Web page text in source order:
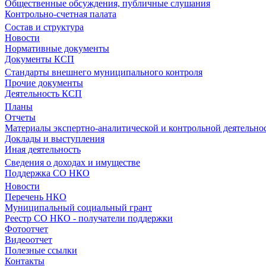
Общественные обсуждения, публичные слушания
Контрольно-счетная палата
Состав и структура
Новости
Нормативные документы
Документы КСП
Стандарты внешнего муниципального контроля
Прочие документы
Деятельность КСП
Планы
Отчеты
Материалы экспертно-аналитической и контрольной
Доклады и выступления
Иная деятельность
Сведения о доходах и имуществе
Поддержка СО НКО
Новости
Перечень НКО
Муниципальный социальный грант
Реестр СО НКО - получатели поддержки
Фотоотчет
Видеоотчет
Полезные ссылки
Контакты